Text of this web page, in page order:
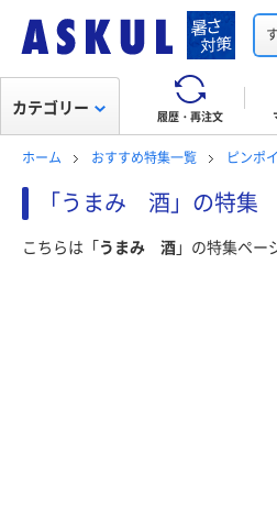
履歴・再注文
カテゴリー
ホーム おすすめ特集一覧 ピンポ
「うまみ 酒」の特集
こちらは「 うまみ 酒」の特集ペー